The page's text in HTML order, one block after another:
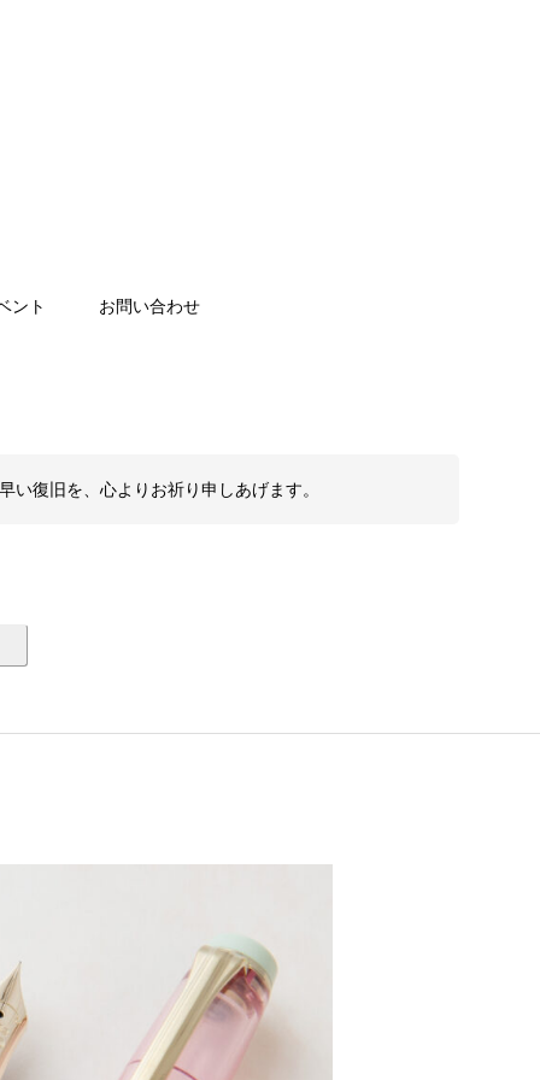
ント お問い合わせ
復旧を、心よりお祈り申しあげます。